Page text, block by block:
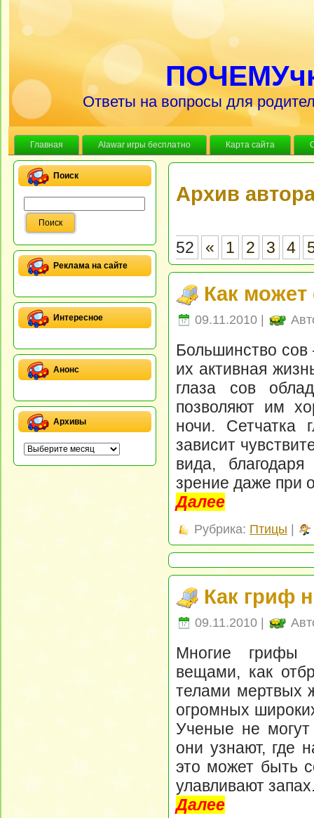
Ответы на вопросы для
Главная Alawar игры бесплатно Карта сайта
Поиск
Реклама на сайте
Интересное
Анонс
Архивы
Архив
52 « 1 2 3 4
Как
09.11.2010 |
Большинство сов
их активная
глаза сов
позволяют им
ночи. Сетчатка
зависит
вида,
зрение даже при
Далее
Рубрика: Птицы |
Как гриф
09.11.2010 |
Многие грифы
вещами, как
телами мертвых
огромных
Ученые не могут
они узнают, где
это может быть
улавливают
Далее